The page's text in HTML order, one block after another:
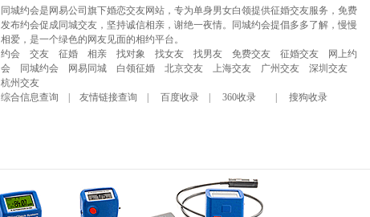
同城约会是网易公司旗下婚恋交友网站，专为单身男女白领提供征婚交友服务，免费
发布约会促成同城交友，坚持诚信相亲，谢绝一夜情。同城约会提倡多多了解，慢慢
相爱，是一个绿色的网友见面的相约平台。
约会 交友 征婚 相亲 找对象 找女友 找男友 免费交友 征婚交友
网上约
会
同城约会 网易同城 白领征婚 北京交友 上海交友 广州交友
深圳交友
杭州交友
综合信息查询 友情链接查询 百度收录 360收录 搜狗收录